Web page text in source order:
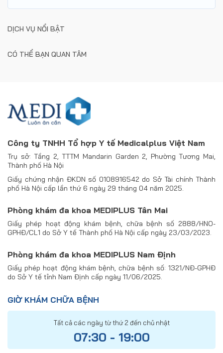
DỊCH VỤ NỔI BẬT
CÓ THỂ BẠN QUAN TÂM
Công ty TNHH Tổ hợp Y tế Medicalplus Việt Nam
Trụ sở: Tầng 2, TTTM Mandarin Garden 2, Phường Tương Mai,
Thành phố Hà Nội
Giấy chứng nhận ĐKDN số 0108916542 do Sở Tài chính Thành
phố Hà Nội cấp lần thứ 6 ngày 29 tháng 04 năm 2025.
Phòng khám đa khoa MEDIPLUS Tân Mai
Giấy phép hoạt động khám bệnh, chữa bệnh số 2888/HNO-
GPHĐ/CL1 do Sở Y tế Thành phố Hà Nội cấp ngày 23/03/2023.
Phòng khám đa khoa MEDIPLUS Nam Định
Giấy phép hoạt động khám bệnh, chữa bệnh số: 1321/NĐ-GPHĐ
do Sở Y tế tỉnh Nam Định cấp ngày 11/06/2025.
GIỜ KHÁM CHỮA BỆNH
Tất cả các ngày từ thứ 2 đến chủ nhật
07:30 - 19:00